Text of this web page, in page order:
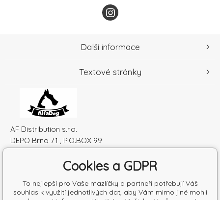
AF Distribution s.r.o.
DEPO Brno 71 , P.O.BOX 99
Česká republika
DIČ: SK2120864328
Další informace
Textové stránky
Cookies a GDPR
To nejlepší pro Vaše mazlíčky a partneři potřebují Váš
souhlas k využití jednotlivých dat, aby Vám mimo jiné mohli